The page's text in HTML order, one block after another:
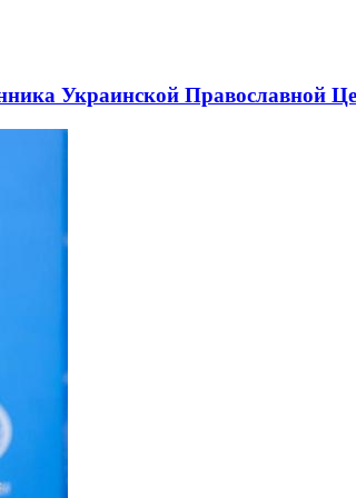
Украинской Православной